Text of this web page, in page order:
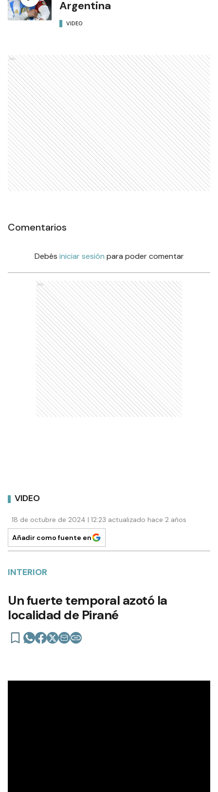
Argentina
VIDEO
Ads
Comentarios
Debés iniciar sesión para poder comentar
Ads
VIDEO
18 de octubre de 2024 | 12:23 actualizado hace 2 años
Añadir como fuente en
INTERIOR
Un fuerte temporal azotó la
localidad de Pirané